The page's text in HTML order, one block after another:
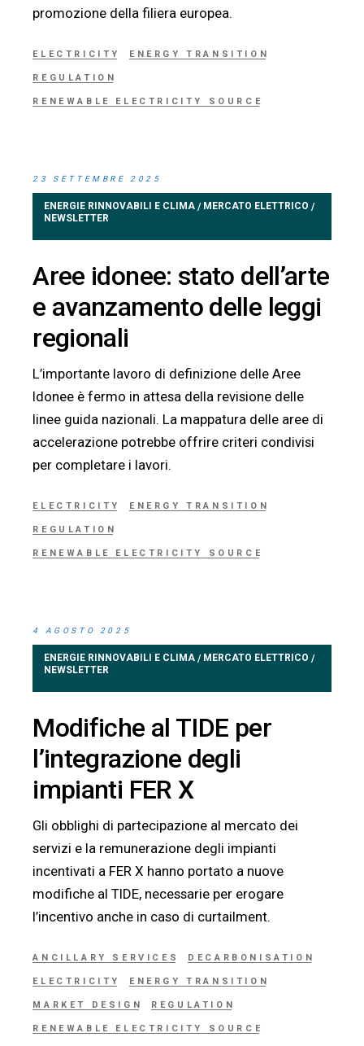
promozione della filiera europea.
ELECTRICITY ENERGY TRANSITION
REGULATION
RENEWABLE ELECTRICITY SOURCE
23 SETTEMBRE 2025
ENERGIE RINNOVABILI E CLIMA / MERCATO ELETTRICO /
NEWSLETTER
Aree idonee: stato dell’arte
e avanzamento delle leggi
regionali
L’importante lavoro di definizione delle Aree
Idonee è fermo in attesa della revisione delle
linee guida nazionali. La mappatura delle aree di
accelerazione potrebbe offrire criteri condivisi
per completare i lavori.
ELECTRICITY ENERGY TRANSITION
REGULATION
RENEWABLE ELECTRICITY SOURCE
4 AGOSTO 2025
ENERGIE RINNOVABILI E CLIMA / MERCATO ELETTRICO /
NEWSLETTER
Modifiche al TIDE per
l’integrazione degli
impianti FER X
Gli obblighi di partecipazione al mercato dei
servizi e la remunerazione degli impianti
incentivati a FER X hanno portato a nuove
modifiche al TIDE, necessarie per erogare
l’incentivo anche in caso di curtailment.
ANCILLARY SERVICES DECARBONISATION
ELECTRICITY ENERGY TRANSITION
MARKET DESIGN REGULATION
RENEWABLE ELECTRICITY SOURCE